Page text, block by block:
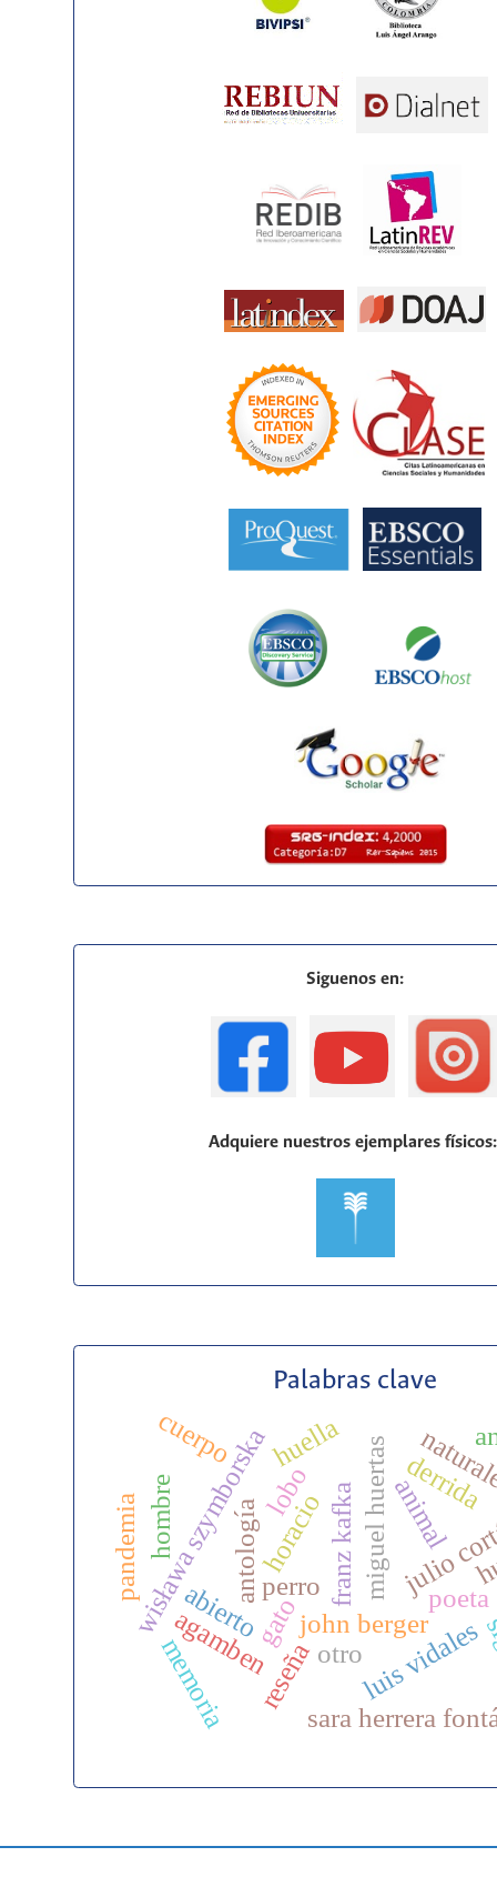
Siguenos en:
Adquiere nuestros ejemplares
Palabras clave
antología
john berger
franz kafka julio
wisława szymborska
luis vidales
horacio
poeta
miguel huertas
gato
abierto
hombre animal
agambenreseña
derrida
sara herrera
memoria
perro
lobo
cuerpo huella
pandemia
otro